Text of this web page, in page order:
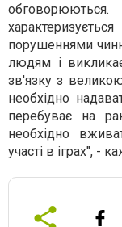
порушеннями
людям і
зв'язку з
необхідно
перебуває на
необхідно
участі в іграх", -